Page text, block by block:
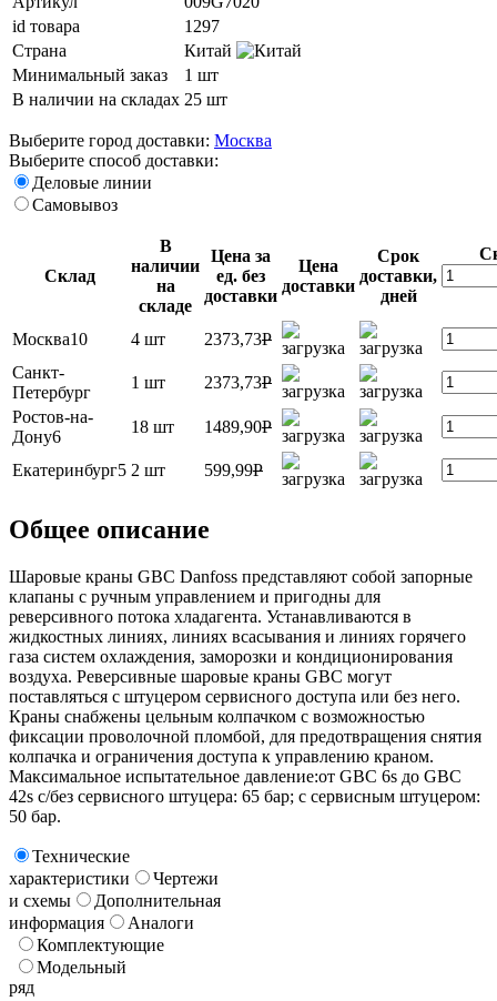
id товара
1297
Страна
Китай
Минимальный заказ
1 шт
В наличии на складах 25 шт
Выберите город доставки: Москва
Выберите способ доставки:
Деловые линии
Самовывоз
Склад
В
наличии
на
складе
Цена за
ед. без
доставки
Цена
доставки
Срок
доставки,
дней
Москва10 4 шт 2373,73P
Санкт-
Петербург
1 шт 2373,73P
Ростов-на-
Дону6
18 шт 1489,90P
Екатеринбург5 2 шт 599,99P
Общее описание
Шаровые краны GBC Danfoss представляют собой запорные
клапаны с ручным управлением и пригодны для
реверсивного потока хладагента. Устанавливаются в
жидкостных линиях, линиях всасывания и линиях горячего
газа систем охлаждения, заморозки и кондиционирования
воздуха. Реверсивные шаровые краны GBC могут
поставляться с штуцером сервисного доступа или без него.
Краны снабжены цельным колпачком с возможностью
фиксации проволочной пломбой, для предотвращения снятия
колпачка и ограничения доступа к управлению краном.
Максимальное испытательное давление:от GBC 6s до GBC
42s с/без сервисного штуцера: 65 бар; с сервисным штуцером:
50 бар.
Технические
характеристики
Чертежи
и схемы
Дополнительная
информация
Аналоги
Комплектующие
Модельный
ряд